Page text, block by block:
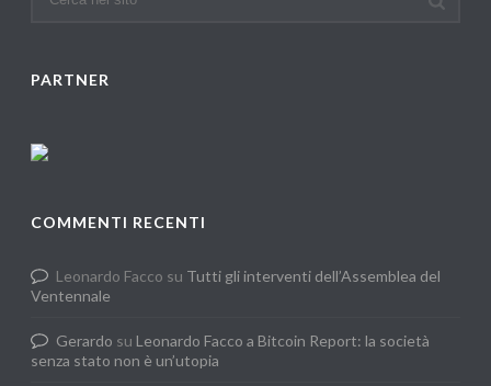
PARTNER
COMMENTI RECENTI
Leonardo Facco su Tutti gli interventi dell’Assemblea del
Ventennale
Gerardo su Leonardo Facco a Bitcoin Report: la società
senza stato non è un’utopia